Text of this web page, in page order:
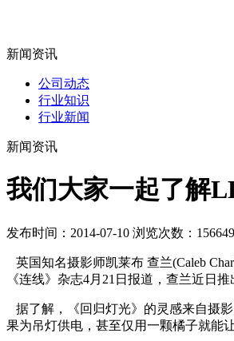
新闻资讯
公司动态
行业知识
行业新闻
新闻资讯
我们大家一起了解
发布时间：2014-07-10 浏览次数：156649
英国知名摄影师凯莱布 查兰(Caleb
《连线》杂志4月21日报道，查兰近日
据了解，《回归灯光》的灵感来自摄
果为吊灯供电，甚至仅用一颗橘子就能